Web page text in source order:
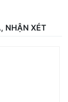
để chia sẻ
bỏ túi hoặc balo
NHẬN XÉT